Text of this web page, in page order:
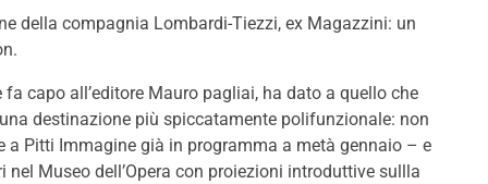
della compagnia Lombardi-Tiezzi, ex Magazzini: un
capo all’editore Mauro pagliai, ha dato a quello che
destinazione più spiccatamente polifunzionale: non
Pitti Immagine già in programma a metà gennaio – e
Museo dell’Opera con proiezioni introduttive sullla